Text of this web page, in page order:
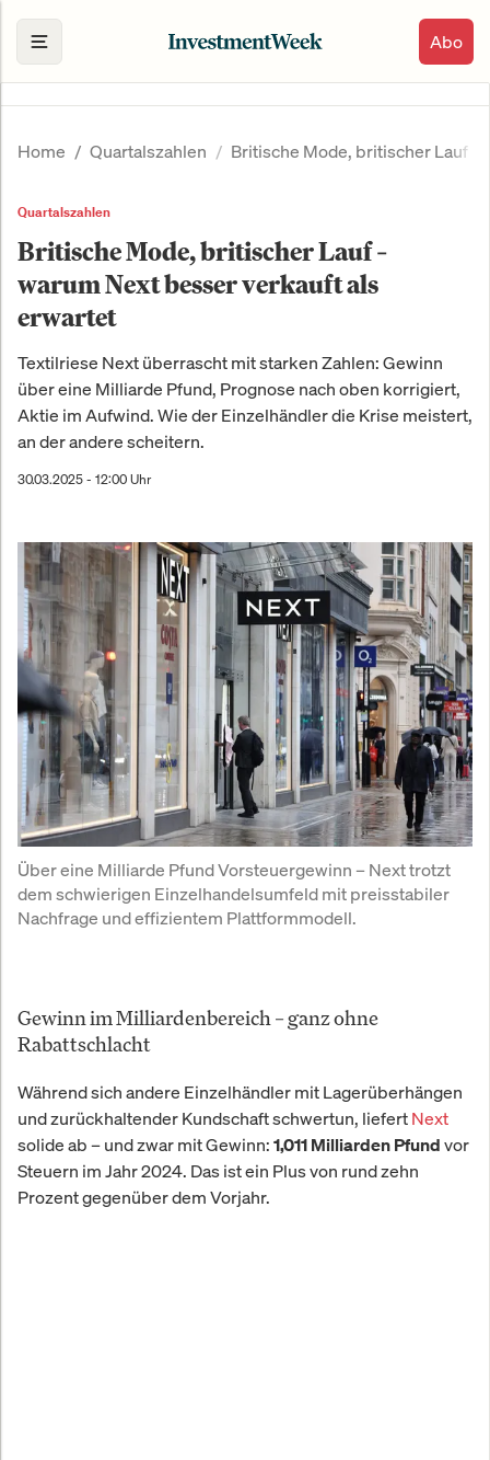
Abo
Home Quartalszahlen Britische Mode, britischer Lauf
Quartalszahlen
Britische Mode, britischer Lauf –
warum Next besser verkauft als
erwartet
Textilriese Next überrascht mit starken Zahlen: Gewinn
über eine Milliarde Pfund, Prognose nach oben korrigiert,
Aktie im Aufwind. Wie der Einzelhändler die Krise meistert,
an der andere scheitern.
30.03.2025 - 12:00 Uhr
Über eine Milliarde Pfund Vorsteuergewinn – Next trotzt
dem schwierigen Einzelhandelsumfeld mit preisstabiler
Nachfrage und effizientem Plattformmodell.
Gewinn im Milliardenbereich – ganz ohne
Rabattschlacht
Während sich andere Einzelhändler mit Lagerüberhängen
und zurückhaltender Kundschaft schwertun, liefertNext
solide ab – und zwar mit Gewinn: 1,011 Milliarden Pfund vor
Steuern im Jahr 2024. Das ist ein Plus von rund zehn
Prozent gegenüber dem Vorjahr.